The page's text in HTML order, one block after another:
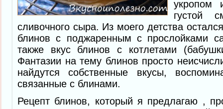
укропом
густой
сливочного сыра. Из моего детства
блинов с поджаренным с прослойками
также вкус блинов с котлетами
Фантазии на тему блинов просто
найдутся собственные вкусы,
связанные с блинами.
Рецепт блинов, который я предлагаю ,